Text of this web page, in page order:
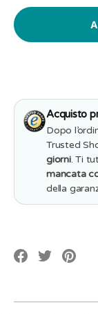
per
Nome,
Data
e
Frase
-
e
Ulivo
Acquisto
Dopo
Trusted
giorni. Ti
mancata
della
TranslationTranslation